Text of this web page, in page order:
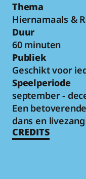
Thema
Hiernamaals &
Duur
60 minuten
Publiek
Geschikt voor
Speelperiode
september -
Een
dans en livezang
CREDITS